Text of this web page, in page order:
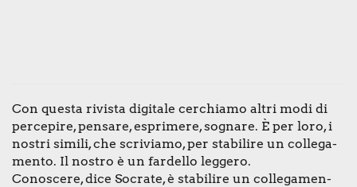
Con que­sta rivi­sta digi­ta­le cer­chia­mo altri modi di
per­ce­pi­re, pen­sa­re, espri­me­re, sogna­re. È per loro, i
nostri simi­li, che scri­via­mo, per sta­bi­li­re un col­le­ga­
men­to. Il nostro è un far­del­lo leg­ge­ro.
Cono­sce­re, dice Socra­te, è sta­bi­li­re un col­le­ga­men­